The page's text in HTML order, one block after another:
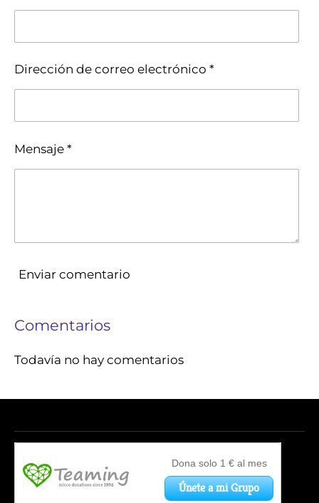
Dirección de correo electrónico *
Mensaje *
Enviar comentario
Comentarios
Todavía no hay comentarios